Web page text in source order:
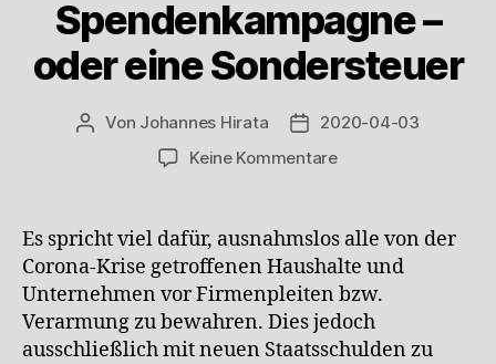
Spendenkampagne –
oder eine Sondersteuer
Beitragsautor
Von Johannes Hirata Veröffentlichungsdatum
2020-04-03
Keine Kommentarezu
eine
nationale
Corona-
Spendenkampagne
–
oder
Es spricht viel dafür, ausnahmslos alle von der
Corona-Krise getroffenen Haushalte und
Unternehmen vor Firmenpleiten bzw.
Verarmung zu bewahren. Dies jedoch
ausschließlich mit neuen Staatsschulden zu